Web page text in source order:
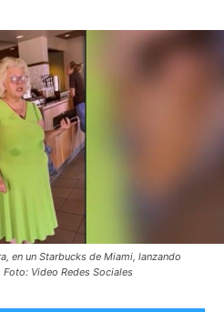
en un Starbucks de Miami, lanzando
Video Redes Sociales